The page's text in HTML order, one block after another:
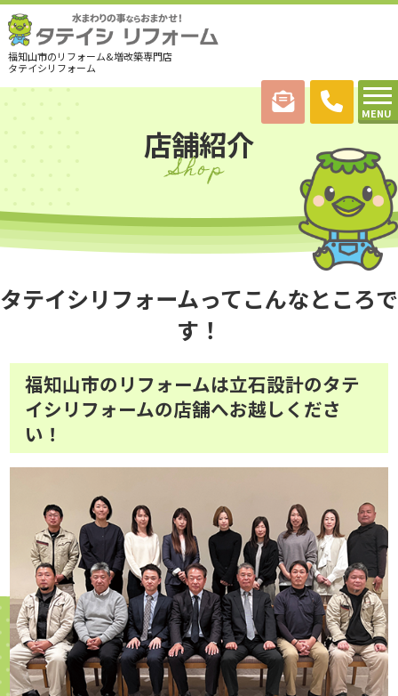
福知山市のリフォーム&増改築専門店
タテイシリフォーム
MENU
店舗紹介
Shop
タテイシリフォームってこんなところで
す！
福知山市のリフォームは立石設計のタテ
イシリフォームの店舗へお越しくださ
い！